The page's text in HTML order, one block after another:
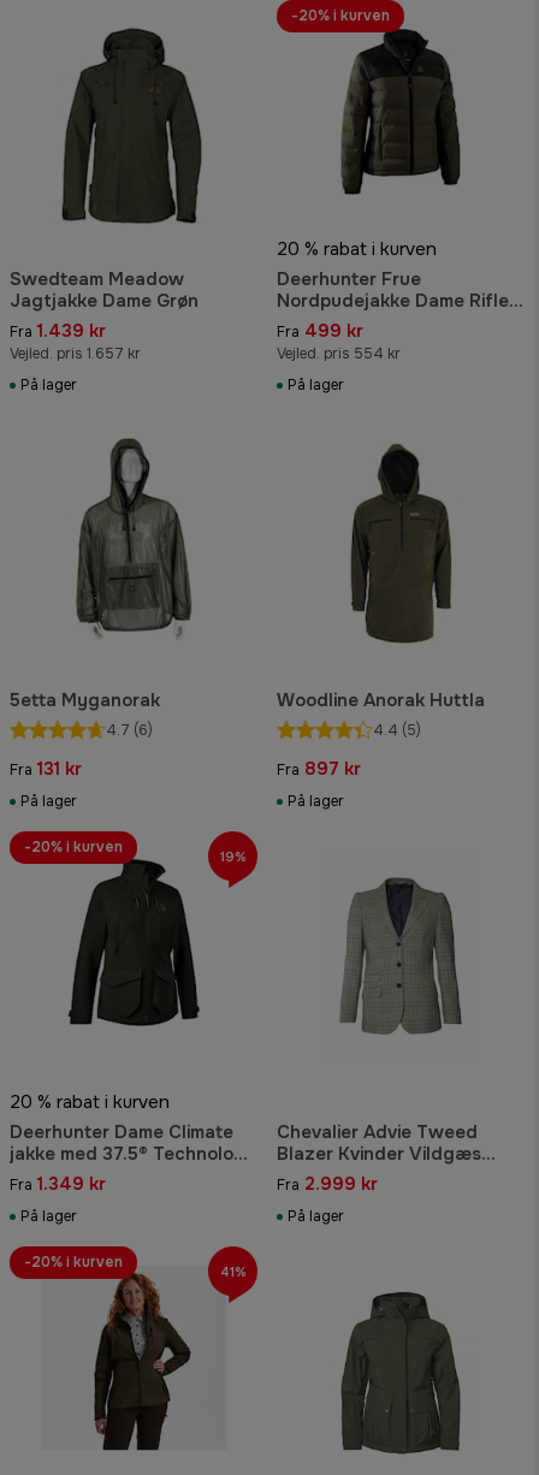
Swedteam Meadow
Jagtjakke Dame Grøn
Fra 1.439 kr
Vejled. pris 1.657 kr
På lager
20 % rabat i kurven
Deerhunter Frue
Nordpudejakke Dame Rifle
Green
Fra 499 kr
Vejled. pris 554 kr
På lager
-20% i kurven
5etta Myganorak
4.7 (6)
Fra 131 kr
På lager
Woodline Anorak Huttla
4.4 (5)
Fra 897 kr
På lager
20 % rabat i kurven
Deerhunter Dame Climate
jakke med 37.5® Technology
Dame Forest Ember
Fra 1.349 kr
På lager
-20% i kurven 19%
Chevalier Advie Tweed
Blazer Kvinder Vildgæs
Grønternet
Fra 2.999 kr
På lager
-20% i kurven 41%